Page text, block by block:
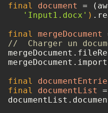
final
document =
'Input1.docx' )
final
mergeDocument
//  Charger un
final
final
documentList =